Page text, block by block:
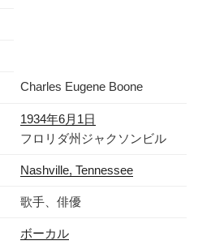
Charles Eugene Boone
1934年6月1日
フロリダ州ジャクソンビル
Nashville, Tennessee
歌手、俳優
ボーカル